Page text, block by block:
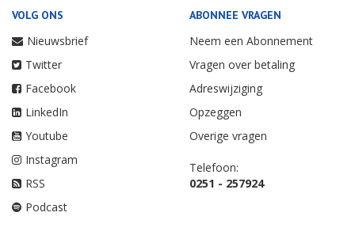
VOLG ONS
Nieuwsbrief
Twitter
Facebook
LinkedIn
Youtube
Instagram
RSS
Podcast
ABONNEE VRAGEN
Neem een Abonnement
Vragen over betaling
Adreswijziging
Opzeggen
Overige vragen
Telefoon:
0251 - 257924